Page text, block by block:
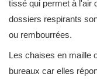
tissé qui permet à l'air
dossiers respirants
ou rembourrées.
Les chaises en maille
bureaux car elles